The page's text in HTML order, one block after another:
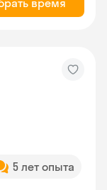
время
5 лет опыта